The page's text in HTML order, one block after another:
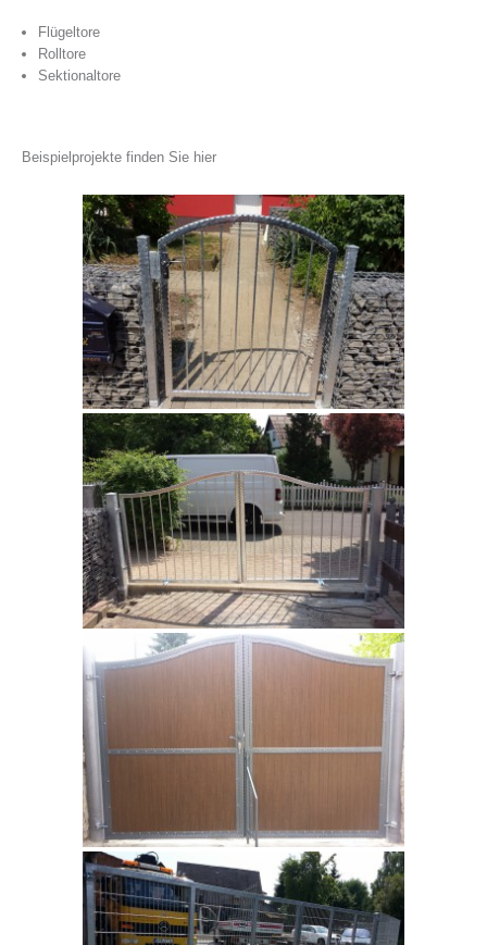
Flügeltore
Rolltore
Sektionaltore
Beispielprojekte finden Sie hier